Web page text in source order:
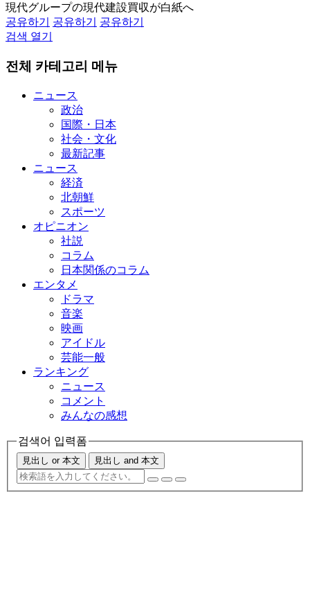
現代グループの現代建設買収が白紙へ
공유하기
공유하기
공유하기
검색 열기
전체 카테고리 메뉴
ニュース
政治
国際・日本
社会・文化
最新記事
ニュース
経済
北朝鮮
スポーツ
オピニオン
社説
コラム
日本関係のコラム
エンタメ
ドラマ
音楽
映画
アイドル
芸能一般
ランキング
ニュース
コメント
みんなの感想
검색어 입력폼
見出し or 本文 見出し and 本文